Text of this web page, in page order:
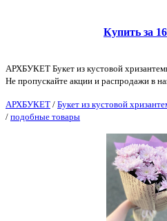
Купить за
АРХБУКЕТ Букет из кустовой
Не пропускайте акции и распродажи в
АРХБУКЕТ / Букет из кустовой
/ подобные товары